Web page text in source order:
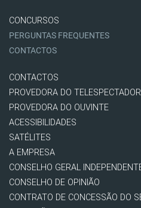
CONCURSOS
PERGUNTAS FREQUENTES
CONTACTOS
CONTACTOS
PROVEDORA DO TELESPECTADOR
PROVEDORA DO OUVINTE
ACESSIBILIDADES
SATÉLITES
A EMPRESA
CONSELHO GERAL
CONSELHO DE OPINIÃO
CONTRATO DE CONCESSÃO DO